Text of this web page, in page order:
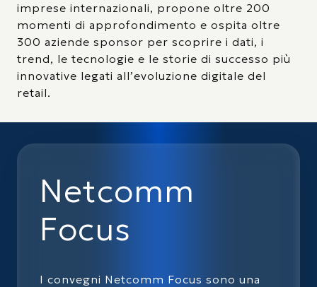
imprese internazionali, propone oltre 200
momenti di approfondimento e ospita oltre
300 aziende sponsor per scoprire i dati, i
trend, le tecnologie e le storie di successo più
innovative legati all’evoluzione digitale del
retail.
Netcomm
Focus
I convegni Netcomm Focus sono una